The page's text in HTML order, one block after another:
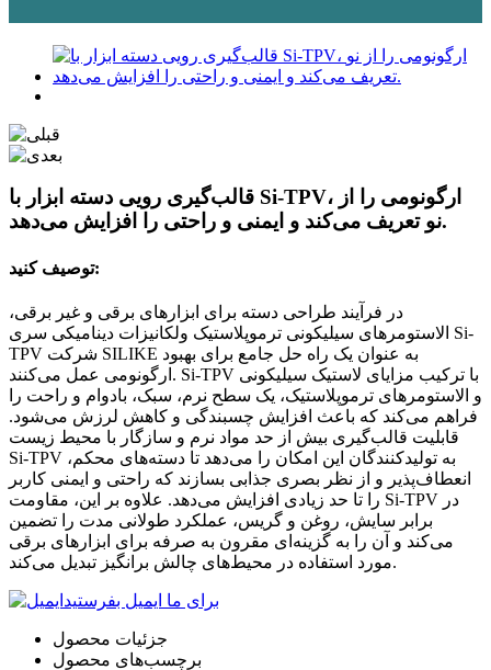
قالب‌گیری رویی دسته ابزار با Si-TPV، ارگونومی را از
نو تعریف می‌کند و ایمنی و راحتی را افزایش می‌دهد.
توصیف کنید:
در فرآیند طراحی دسته برای ابزارهای برقی و غیر برقی،
الاستومرهای سیلیکونی ترموپلاستیک ولکانیزات دینامیکی سری Si-
TPV شرکت SILIKE به عنوان یک راه حل جامع برای بهبود
ارگونومی عمل می‌کنند. Si-TPV با ترکیب مزایای لاستیک سیلیکونی
و الاستومرهای ترموپلاستیک، یک سطح نرم، سبک، بادوام و راحت را
فراهم می‌کند که باعث افزایش چسبندگی و کاهش لرزش می‌شود.
قابلیت قالب‌گیری بیش از حد مواد نرم و سازگار با محیط زیست
Si-TPV به تولیدکنندگان این امکان را می‌دهد تا دسته‌های محکم،
انعطاف‌پذیر و از نظر بصری جذابی بسازند که راحتی و ایمنی کاربر
را تا حد زیادی افزایش می‌دهد. علاوه بر این، مقاومت Si-TPV در
برابر سایش، روغن و گریس، عملکرد طولانی مدت را تضمین
می‌کند و آن را به گزینه‌ای مقرون به صرفه برای ابزارهای برقی
مورد استفاده در محیط‌های چالش برانگیز تبدیل می‌کند.
برای ما ایمیل بفرستید
جزئیات محصول
برچسب‌های محصول